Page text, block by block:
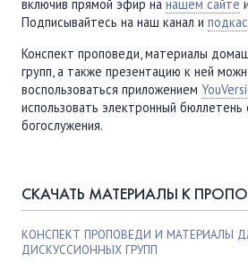
включив прямой эфир на нашем сайте
Подписывайтесь на наш канал и
Конспект проповеди, материалы
групп, а также презентацию к ней
воспользоваться приложением
использовать электронный бюллетень
богослужения.
СКАЧАТЬ МАТЕРИАЛЫ К
КОНСПЕКТ ПРОПОВЕДИ И МАТЕРИАЛЫ
ДИСКУССИОННЫХ ГРУПП